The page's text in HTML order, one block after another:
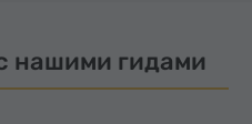
нашими гидами